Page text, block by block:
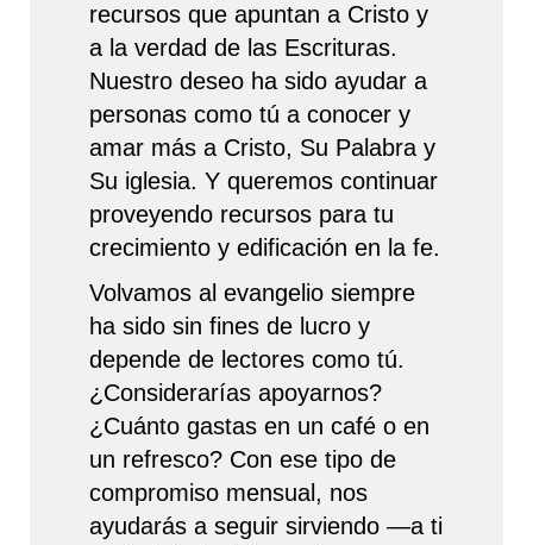
recursos que apuntan a Cristo y
a la verdad de las Escrituras.
Nuestro deseo ha sido ayudar a
personas como tú a conocer y
amar más a Cristo, Su Palabra y
Su iglesia. Y queremos continuar
proveyendo recursos para tu
crecimiento y edificación en la fe.
Volvamos al evangelio siempre
ha sido sin fines de lucro y
depende de lectores como tú.
¿Considerarías apoyarnos?
¿Cuánto gastas en un café o en
un refresco? Con ese tipo de
compromiso mensual, nos
ayudarás a seguir sirviendo —a ti